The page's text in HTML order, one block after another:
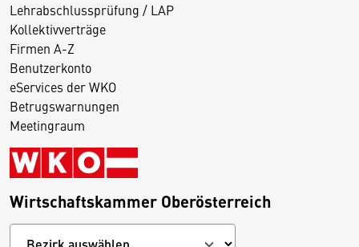
Lehrabschlussprüfung / LAP
Kollektivverträge
Firmen A-Z
Benutzerkonto
eServices der WKO
Betrugswarnungen
Meetingraum
Wirtschaftskammer Oberösterreich